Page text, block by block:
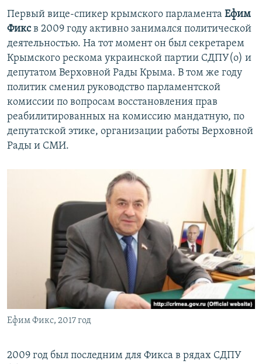
Первый вице-спикер крымского парламента Ефим
Фиксв 2009 году активно занимался политической
деятельностью. На тот момент он был секретарем
Крымского рескома украинской партии СДПУ(о) и
депутатом Верховной Рады Крыма. В том же году
политик сменил руководство парламентской
комиссии по вопросам восстановления прав
реабилитированных на комиссию мандатную, по
депутатской этике, организации работы Верховной
Рады и СМИ.
Ефим Фикс, 2017 год
2009 год был последним для Фикса в рядах СДПУ